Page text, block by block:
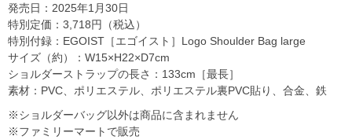
発売日：2025年1月30日
特別定価：3,718円（税込）
特別付録：EGOIST［エゴイスト］Logo Shoulder Bag large
サイズ（約）：W15×H22×D7cm
ショルダーストラップの長さ：133cm［最長］
素材：PVC、ポリエステル、ポリエステル裏PVC貼り、合金、鉄
※ショルダーバッグ以外は商品に含まれません
※ファミリーマートで販売